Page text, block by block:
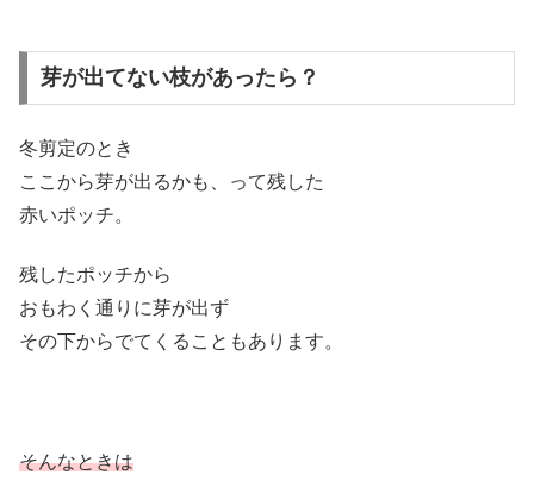
芽が出てない枝があったら？
冬剪定のとき
ここから芽が出るかも、って残した
赤いポッチ。
残したポッチから
おもわく通りに芽が出ず
その下からでてくることもあります。
そんなときは